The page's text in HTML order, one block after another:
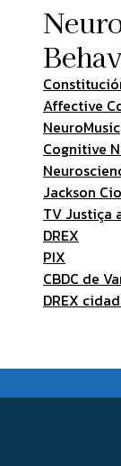
Affective
NeuroMusic
Cognitive
Jackson
TV Justiça
DREX
PIX
CBDC de
DREX